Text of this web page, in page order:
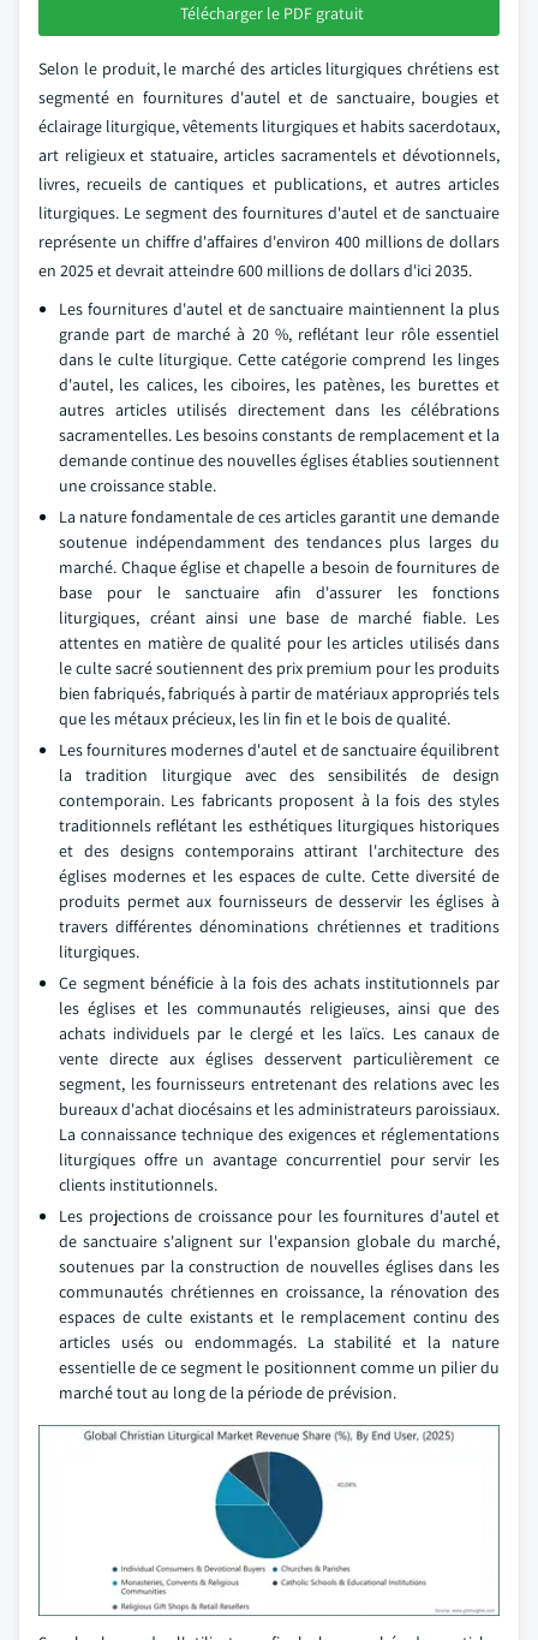
Télécharger le PDF gratuit
Selon le produit, le marché des articles liturgiques chrétiens est
segmenté en fournitures d'autel et de sanctuaire, bougies et
éclairage liturgique, vêtements liturgiques et habits sacerdotaux,
art religieux et statuaire, articles sacramentels et dévotionnels,
livres, recueils de cantiques et publications, et autres articles
liturgiques. Le segment des fournitures d'autel et de sanctuaire
représente un chiffre d'affaires d'environ 400 millions de dollars
en 2025 et devrait atteindre 600 millions de dollars d'ici 2035.
Les fournitures d'autel et de sanctuaire maintiennent la plus
grande part de marché à 20 %, reflétant leur rôle essentiel
dans le culte liturgique. Cette catégorie comprend les linges
d'autel, les calices, les ciboires, les patènes, les burettes et
autres articles utilisés directement dans les célébrations
sacramentelles. Les besoins constants de remplacement et la
demande continue des nouvelles églises établies soutiennent
une croissance stable.
La nature fondamentale de ces articles garantit une demande
soutenue indépendamment des tendances plus larges du
marché. Chaque église et chapelle a besoin de fournitures de
base pour le sanctuaire afin d'assurer les fonctions
liturgiques, créant ainsi une base de marché fiable. Les
attentes en matière de qualité pour les articles utilisés dans
le culte sacré soutiennent des prix premium pour les produits
bien fabriqués, fabriqués à partir de matériaux appropriés tels
que les métaux précieux, les lin fin et le bois de qualité.
Les fournitures modernes d'autel et de sanctuaire équilibrent
la tradition liturgique avec des sensibilités de design
contemporain. Les fabricants proposent à la fois des styles
traditionnels reflétant les esthétiques liturgiques historiques
et des designs contemporains attirant l'architecture des
églises modernes et les espaces de culte. Cette diversité de
produits permet aux fournisseurs de desservir les églises à
travers différentes dénominations chrétiennes et traditions
liturgiques.
Ce segment bénéficie à la fois des achats institutionnels par
les églises et les communautés religieuses, ainsi que des
achats individuels par le clergé et les laïcs. Les canaux de
vente directe aux églises desservent particulièrement ce
segment, les fournisseurs entretenant des relations avec les
bureaux d'achat diocésains et les administrateurs paroissiaux.
La connaissance technique des exigences et réglementations
liturgiques offre un avantage concurrentiel pour servir les
clients institutionnels.
Les projections de croissance pour les fournitures d'autel et
de sanctuaire s'alignent sur l'expansion globale du marché,
soutenues par la construction de nouvelles églises dans les
communautés chrétiennes en croissance, la rénovation des
espaces de culte existants et le remplacement continu des
articles usés ou endommagés. La stabilité et la nature
essentielle de ce segment le positionnent comme un pilier du
marché tout au long de la période de prévision.